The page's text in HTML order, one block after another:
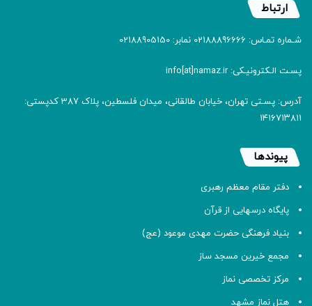
ارتباط
شـماره تمـاس: 02188896666 نمابر: 02188905150
پسـت الـکترونیـکی: info[at]namaz.ir
آدرس: پسـتی تهران، خیابان طالقانی، میدان فلسطین، پلاک 387 کدپستی:
۱۴۱۶۷۱۳۸۱۱
پیوندها
دفتر مقام معظم رهبری
پایگاه درسهایی از قرآن
بنیاد فرهنگی حضرت مهدی موعود (عج)
مجمع خیرین مسجد ساز
مرکز تخصصی نماز
هتل نماز مشهد